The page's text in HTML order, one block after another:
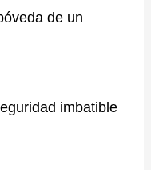
de un
imbatible